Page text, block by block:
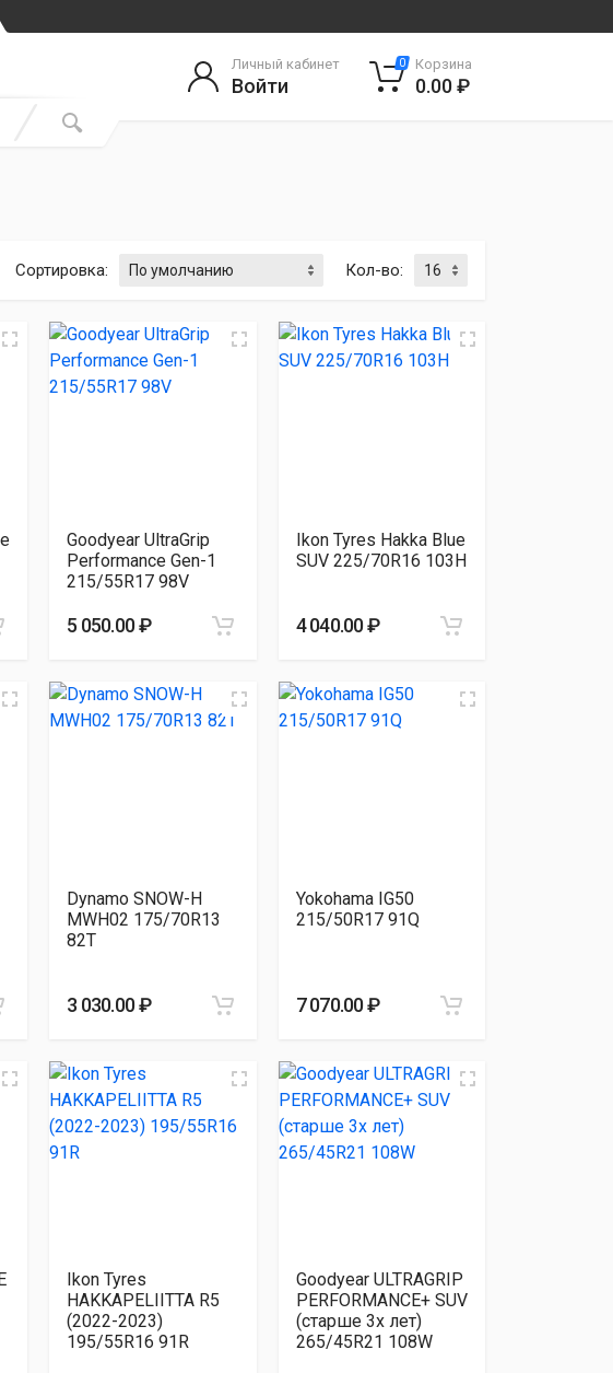
Личный кабинет
Войти
0 Корзина
0.00 ₽
Сортировка: Кол-во:
Goodyear UltraGrip
Performance Gen-1
215/55R17 98V
5 050.00 ₽
Ikon Tyres Hakka Blue
SUV 225/70R16 103H
4 040.00 ₽
Dynamo SNOW-H
MWH02 175/70R13
82T
3 030.00 ₽
Yokohama IG50
215/50R17 91Q
7 070.00 ₽
Ikon Tyres
HAKKAPELIITTA R5
(2022-2023)
195/55R16 91R
Goodyear ULTRAGRIP
PERFORMANCE+ SUV
(старше 3х лет)
265/45R21 108W